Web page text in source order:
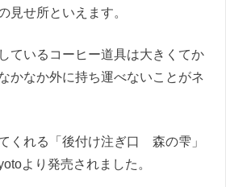
見せ所といえます。
ているコーヒー道具は大きくてか
かなか外に持ち運べないことがネ
くれる「後付け注ぎ口 森の雫」
より発売されました。